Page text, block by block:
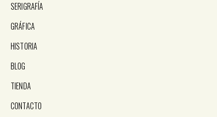
SERIGRAFÍA
GRÁFICA
HISTORIA
BLOG
TIENDA
CONTACTO